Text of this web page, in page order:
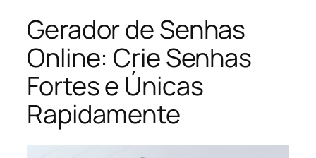
Gerador de Senhas
Online: Crie Senhas
Fortes e Únicas
Rapidamente